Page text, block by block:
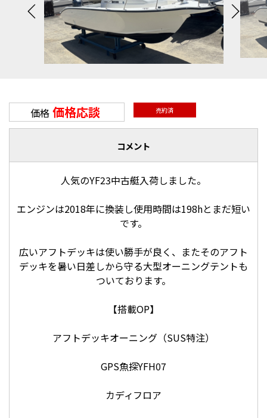
価格 価格応談 売約済
コメント
人気のYF23中古艇入荷しました。
エンジンは2018年に換装し使用時間は198hとまだ短い
です。
広いアフトデッキは使い勝手が良く、またそのアフト
デッキを暑い日差しから守る大型オーニングテントも
ついております。
【搭載OP】
アフトデッキオーニング（SUS特注）
GPS魚探YFH07
カディフロア